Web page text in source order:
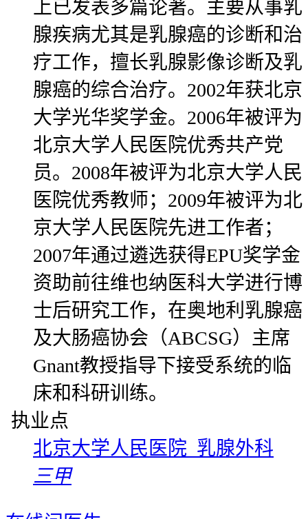
上已发表多篇论著。主要从事乳
腺疾病尤其是乳腺癌的诊断和治
疗工作，擅长乳腺影像诊断及乳
腺癌的综合治疗。2002年获北京
大学光华奖学金。2006年被评为
北京大学人民医院优秀共产党
员。2008年被评为北京大学人民
医院优秀教师；2009年被评为北
京大学人民医院先进工作者；
2007年通过遴选获得EPU奖学金
资助前往维也纳医科大学进行博
士后研究工作，在奥地利乳腺癌
及大肠癌协会（ABCSG）主席
Gnant教授指导下接受系统的临
床和科研训练。
执业点
北京大学人民医院 乳腺外科
三甲